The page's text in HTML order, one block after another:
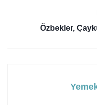
Özbekler,